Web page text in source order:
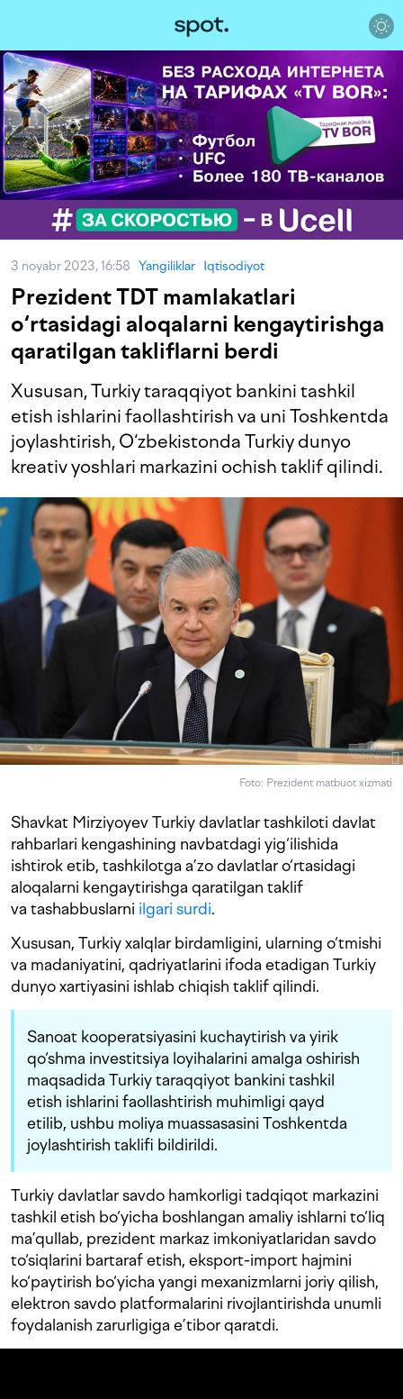
3 noyabr 2023, 16:58 Yangiliklar Iqtisodiyot
Prezident TDT mamlakatlari
o‘rtasidagi aloqalarni kengaytirishga
qaratilgan takliflarni berdi
Xususan, Turkiy taraqqiyot bankini tashkil
etish ishlarini faollashtirish va uni Toshkentda
joylashtirish, O‘zbekistonda Turkiy dunyo
kreativ yoshlari markazini ochish taklif qilindi.
Foto: Prezident matbuot xizmati
Shavkat Mirziyoyev Turkiy davlatlar tashkiloti davlat
rahbarlari kengashining navbatdagi yig‘ilishida
ishtirok etib, tashkilotga a’zo davlatlar o‘rtasidagi
aloqalarni kengaytirishga qaratilgan taklif
va tashabbuslarni ilgari surdi.
Xususan, Turkiy xalqlar birdamligini, ularning o‘tmishi
va madaniyatini, qadriyatlarini ifoda etadigan Turkiy
dunyo xartiyasini ishlab chiqish taklif qilindi.
Sanoat kooperatsiyasini kuchaytirish va yirik
qo‘shma investitsiya loyihalarini amalga oshirish
maqsadida Turkiy taraqqiyot bankini tashkil
etish ishlarini faollashtirish muhimligi qayd
etilib, ushbu moliya muassasasini Toshkentda
joylashtirish taklifi bildirildi.
Turkiy davlatlar savdo hamkorligi tadqiqot markazini
tashkil etish bo‘yicha boshlangan amaliy ishlarni to‘liq
ma’qullab, prezident markaz imkoniyatlaridan savdo
to‘siqlarini bartaraf etish, eksport-import hajmini
ko‘paytirish bo‘yicha yangi mexanizmlarni joriy qilish,
elektron savdo platformalarini rivojlantirishda unumli
foydalanish zarurligiga e’tibor qaratdi.